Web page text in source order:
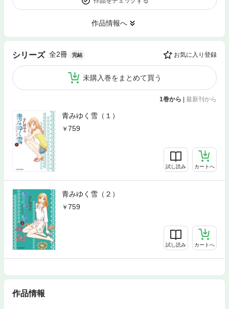
作品情報へ
シリーズ 全2冊 完結 お気に入り登録
未購入巻をまとめて買う
1巻から | 最新刊から
青みゆく雪（１）
759
試し読み カートへ
青みゆく雪（２）
759
試し読み カートへ
作品情報